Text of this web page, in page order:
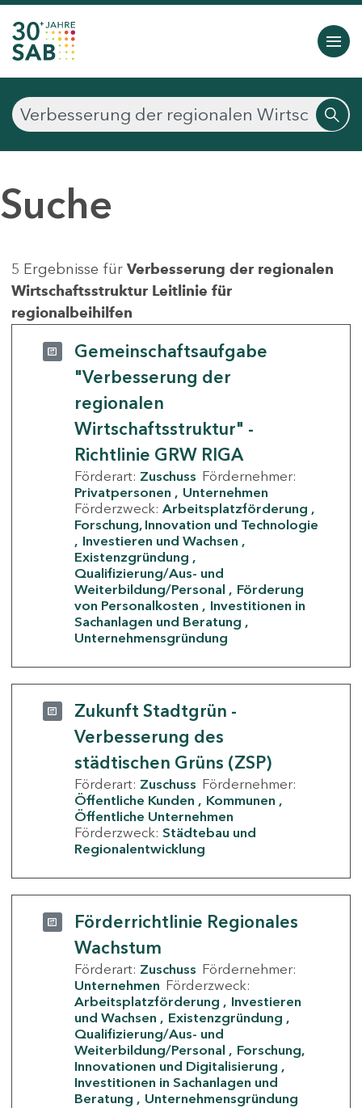
Suche
5 Ergebnisse für Verbesserung der regionalen
Wirtschaftsstruktur Leitlinie für
regionalbeihilfen
Gemeinschaftsaufgabe
"Verbesserung der
regionalen
Wirtschaftsstruktur" -
Richtlinie GRW RIGA
Förderart: Zuschuss Fördernehmer:
Privatpersonen
Unternehmen
Förderzweck: Arbeitsplatzförderung
Forschung, Innovation und Technologie
Investieren und Wachsen
Existenzgründung
Qualifizierung/Aus- und
Weiterbildung/Personal
Förderung
von Personalkosten
Investitionen in
Sachanlagen und Beratung
Unternehmensgründung
Zukunft Stadtgrün -
Verbesserung des
städtischen Grüns (ZSP)
Förderart: Zuschuss Fördernehmer:
Öffentliche Kunden
Kommunen
Öffentliche Unternehmen
Förderzweck: Städtebau und
Regionalentwicklung
Förderrichtlinie Regionales
Wachstum
Förderart: Zuschuss Fördernehmer:
Unternehmen Förderzweck:
Arbeitsplatzförderung
Investieren
und Wachsen
Existenzgründung
Qualifizierung/Aus- und
Weiterbildung/Personal
Forschung,
Innovationen und Digitalisierung
Investitionen in Sachanlagen und
Beratung
Unternehmensgründung